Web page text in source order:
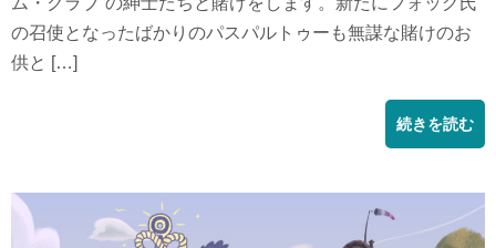
の召使となったばかりのパスパルトゥーも無謀な賭けのお
供と […]
続きを読む